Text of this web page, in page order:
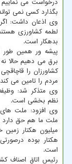
درخواست می نماییم
بگذارد کسی نمی
وی اذعان داشت: اگر
لطمه کشاورزی
بدهکار است.
برق می دهیم حالا
کشاورزان را
مردم را تامین می
وی متذکر شد:
نظم بخشی است.
وی افزود: ملت
هکتار بوده
است.